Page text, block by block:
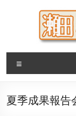
瀬田・
大阪公立大学 大学
立大学 理学部 情
夏季成果報告